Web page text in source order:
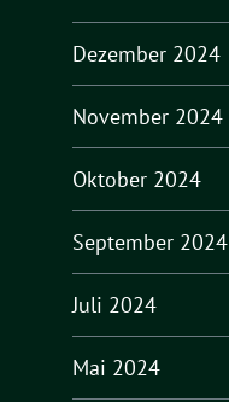
Dezember 2024
November 2024
Oktober 2024
September 2024
Juli 2024
Mai 2024